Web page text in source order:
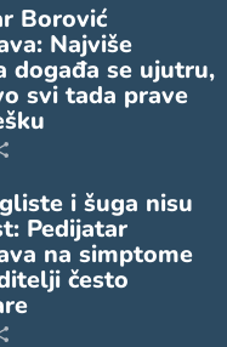
Borović
Najviše
događa se ujutru,
svi tada prave
i šuga nisu
Pedijatar
na simptome
često